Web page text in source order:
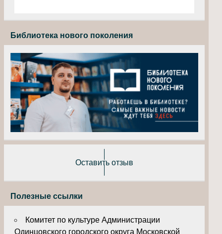
Библиотека нового поколения
Оставить отзыв
Полезные ссылки
Комитет по культуре Администрации
Одинцовского городского округа Московской